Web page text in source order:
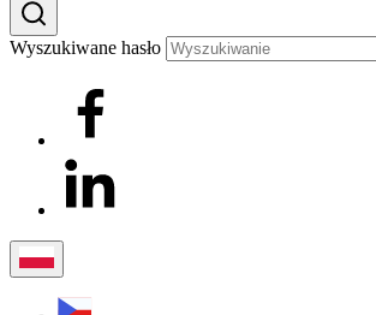
Wyszukiwane hasło